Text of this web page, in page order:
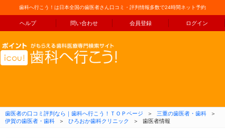
歯科へ行こう！は日本全国の歯医者さん口コミ・評判情報多数で24時間ネット予約
ヘルプ 問い合わせ 会員登録 ログイン
コンテンツへ移動
歯医者の口コミ評判なら｜歯科へ行こう！ＴＯＰページ ＞ 三重の歯医者・歯科
＞
伊賀の歯医者・歯科
＞ ひろおか歯科クリニック ＞ 歯医者情報